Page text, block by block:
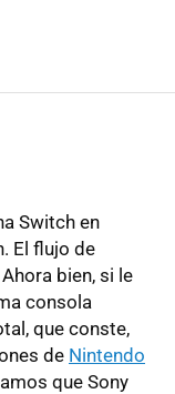
Switch en
El flujo de
bien, si le
consola
que conste,
de Nintendo
que Sony